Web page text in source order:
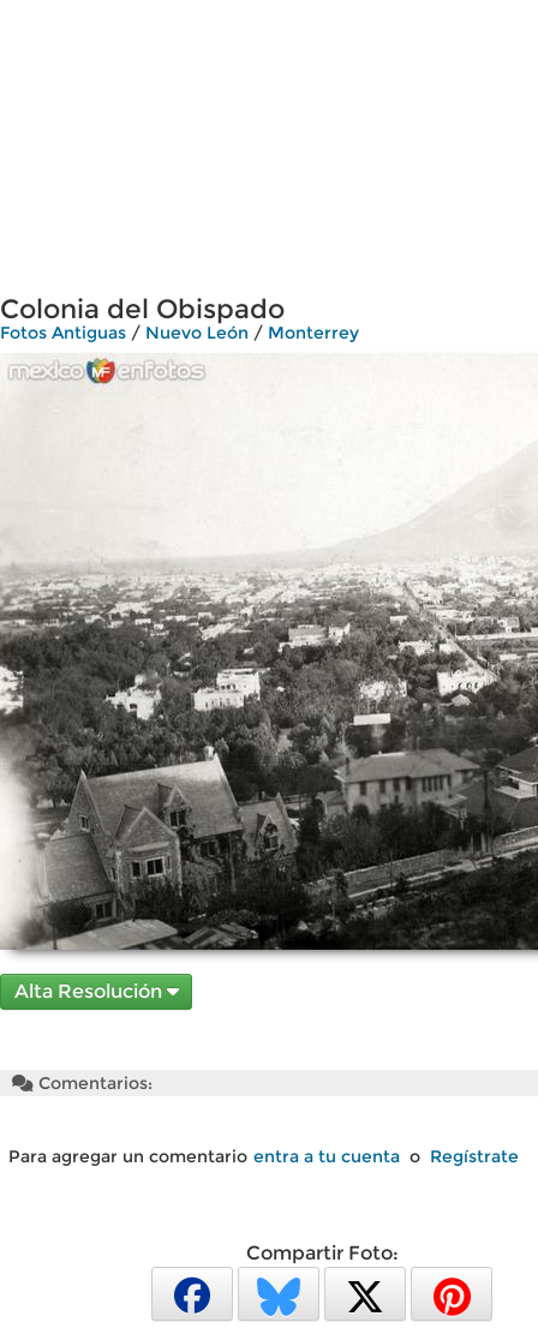
Colonia del Obispado
Fotos Antiguas / Nuevo León / Monterrey
Alta Resolución
Comentarios:
Para agregar un comentario entra a tu cuenta o Regístrate
Compartir Foto: